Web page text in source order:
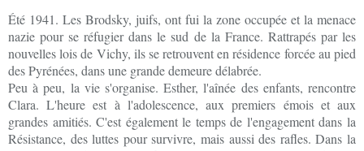
Été 1941. Les Brodsky, juifs, ont fui la zone occupée et la menace
nazie pour se réfugier dans le sud de la France. Rattrapés par les
nouvelles lois de Vichy, ils se retrouvent en résidence forcée au pied
des Pyrénées, dans une grande demeure délabrée.
Peu à peu, la vie s'organise. Esther, l'aînée des enfants, rencontre
Clara. L'heure est à l'adolescence, aux premiers émois et aux
grandes amitiés. C'est également le temps de l'engagement dans la
Résistance, des luttes pour survivre, mais aussi des rafles. Dans la